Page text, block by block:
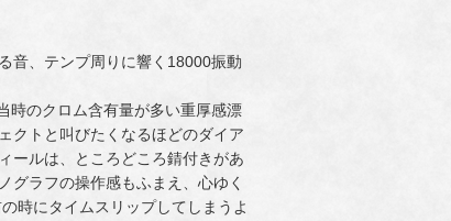
音、テンプ周りに響く18000振動
時のクロム含有量が多い重厚感漂
クトと叫びたくなるほどのダイア
ールは、ところどころ錆付きがあ
グラフの操作感もふまえ、心ゆく
時にタイムスリップしてしまうよ